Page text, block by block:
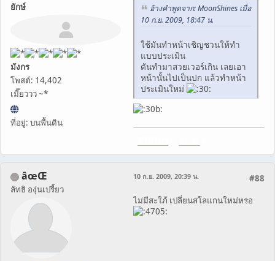
ยักษ์
มังกร
โพสต์: 14,402
เมี๊ยววว ~*
ที่อยู่: บนพื้นดิน
อ้างคำพูดจาก: MoonShines เมื่อ
10 ก.ย. 2009, 18:47 น.
ใช้มันทำหน้าเชิญชวนให้ทำ
แบบประเมิน
ดันทำมาสวยเวอร์เกิน เลยเอา
หน้านั้นไปเป็นปก แล้วทำหน้า
ประเมินใหม่
âœŒ
ลัทธิ องุ่นเปรี้ยว
#88
10 ก.ย. 2009, 20:39 น.
ไม่มีสะใภ้ เปลี่ยนสโลแกนใหม่หรอ